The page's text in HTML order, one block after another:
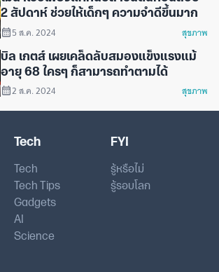
2 สัปดาห์ ช่วยให้เด็กๆ ความจำดีขึ้นมาก
5 ส.ค. 2024 สุขภาพ
บิล เกตส์ เผยเคล็ดลับสมองแข็งแรงแม้
อายุ 68 ใครๆ ก็สามารถทำตามได้
2 ส.ค. 2024 สุขภาพ
Tech
Tech
Tech Tips
Gadgets
AI
Science
FYI
รู้หรือไม่
รู้รอบโลก